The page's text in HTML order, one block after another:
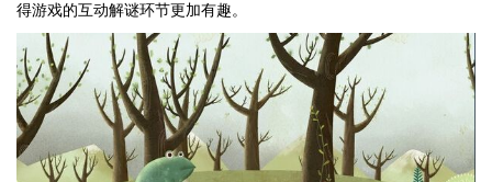
得游戏的互动解谜环节更加有趣。